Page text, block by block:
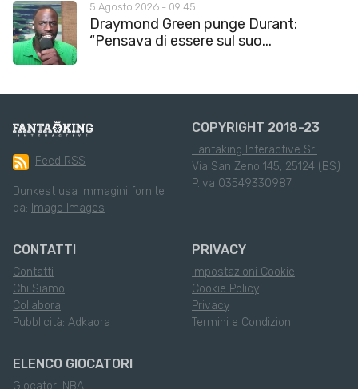
5 Agosto 2026 - 09:45
Draymond Green punge Durant:
“Pensava di essere sul suo...
Feed RSS
Dunkest usa immagini fornite
da: Imago Images
COPYRIGHT 2018-23
Fantaking Interactive Srl
Via San Zeno 145, 25124 (BS)
P.Iva 03549330987
CONTATTI
Contatti
Chi Siamo
Collabora
Pubblicità: Adkaora
PRIVACY
Impostazioni Cookie
Cookie Policy
Privacy
Termini e Condizioni
ELENCO GIOCATORI
Giocatori NBA